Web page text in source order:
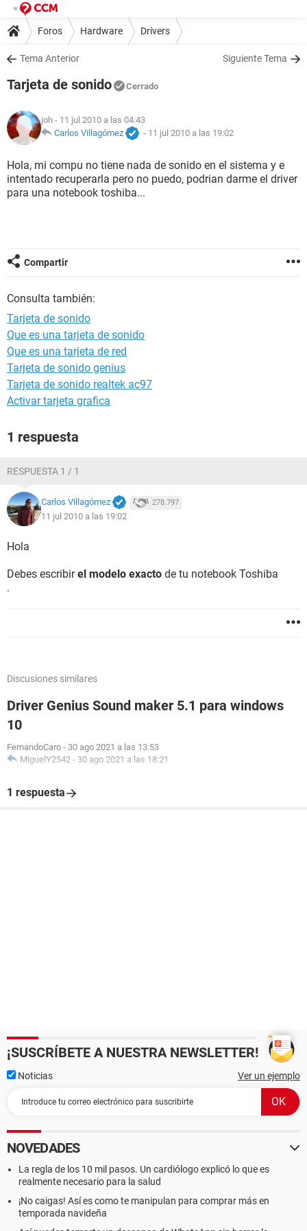
Foros Hardware Drivers
Tema Anterior Siguiente Tema
Tarjeta de sonido Cerrado
joh - 11 jul 2010 a las 04:43
Carlos Villagómez
- 11 jul 2010 a las 19:02
Hola, mi compu no tiene nada de sonido en el sistema y e
intentado recuperarla pero no puedo, podrian darme el driver
para una notebook toshiba...
Compartir
Consulta también:
Tarjeta de sonido
Que es una tarjeta de sonido
Que es una tarjeta de red
Tarjeta de sonido genius
Tarjeta de sonido realtek ac97
Activar tarjeta grafica
1 respuesta
RESPUESTA 1 / 1
Carlos Villagómez 278.797
11 jul 2010 a las 19:02
Hola
Debes escribirel modelo exacto de tu notebook Toshiba
.
Discusiones similares
Driver Genius Sound maker 5.1 para windows
10
FernandoCaro - 30 ago 2021 a las 13:53
MiguelY2542 - 30 ago 2021 a las 18:21
1 respuesta
¡SUSCRÍBETE A NUESTRA NEWSLETTER!
Noticias Ver un ejemplo
NOVEDADES
La regla de los 10 mil pasos. Un cardiólogo explicó lo que es
realmente necesario para la salud
¡No caigas! Así es como te manipulan para comprar más en
temporada navideña